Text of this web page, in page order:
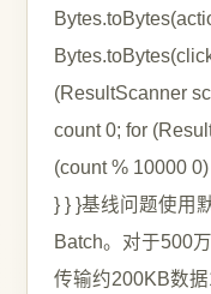
(ResultScanner
count 0; for
(count % 10000
} } }基线问题使用
Batch。对于500
传输约200KB数